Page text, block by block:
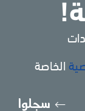
الخاصة
سجلوا